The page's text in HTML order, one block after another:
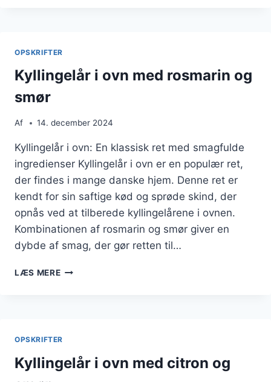
HONNING
OPSKRIFTER
Kyllingelår i ovn med rosmarin og
smør
Af 14. december 2024
Kyllingelår i ovn: En klassisk ret med smagfulde
ingredienser Kyllingelår i ovn er en populær ret,
der findes i mange danske hjem. Denne ret er
kendt for sin saftige kød og sprøde skind, der
opnås ved at tilberede kyllingelårene i ovnen.
Kombinationen af rosmarin og smør giver en
dybde af smag, der gør retten til…
LÆS MEREKYLLINGELÅR
OPSKRIFTER
Kyllingelår i ovn med citron og